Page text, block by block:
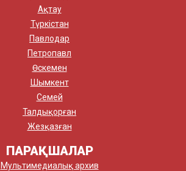
Ақтау
Түркістан
Павлодар
Петропавл
Өскемен
Шымкент
Семей
Талдықорған
Жезқазған
ПАРАҚШАЛАР
Мультимедиалық архив